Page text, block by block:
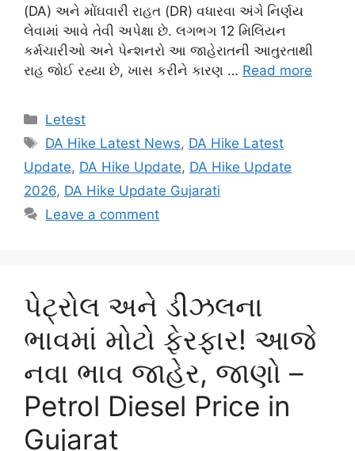
(DA) અને મોંઘવારી રાહત (DR) વધારવા અંગે નિર્ણય
લેવામાં આવે તેવી અપેક્ષા છે. લગભગ 12 મિલિયન
કર્મચારીઓ અને પેન્શનરો આ જાહેરાતની આતુરતાથી
રાહ જોઈ રહ્યા છે, ખાસ કરીને કારણ … Read more
Categories
Letest
Tags
DA Hike Latest News, DA Hike Latest
Update, DA Hike Update, DA Hike Update
2026, DA Hike Update Gujarati
Leave a comment
પેટ્રોલ અને ડીઝલના
ભાવમાં મોટો ફેરફાર! આજે
નવા ભાવ જાહેર, જાણો –
Petrol Diesel Price in
Gujarat